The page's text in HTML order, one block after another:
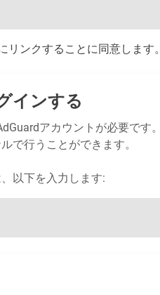
ンクすることに同意します。
インする
アカウントが必要です。
で行うことができます。
以下を入力します: